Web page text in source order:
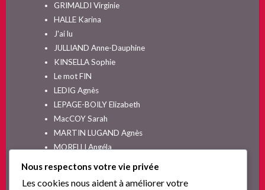
GRIMALDI Virginie
HALLE Karina
J'ai lu
JULLIAND Anne-Dauphine
KINSELLA Sophie
Le mot FIN
LEDIG Agnès
LEPAGE-BOILY Elizabeth
MacCOY Sarah
MARTIN LUGAND Agnès
MORELLI Angéla
MOYES Jojo
Nous respectons votre vie privée
Les cookies nous aident à améliorer votre